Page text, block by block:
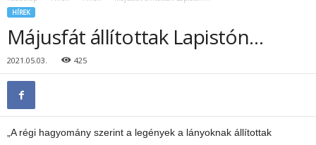
HÍREK
Májusfát állítottak Lapistón…
2021.05.03. 425
„A régi hagyomány szerint a legények a lányoknak állítottak